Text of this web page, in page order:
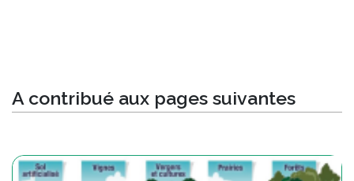
A contribué aux pages suivantes